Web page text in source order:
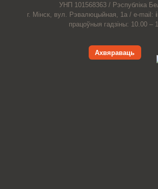
УНП 101568363 / Рэспубліка
г. Мінск, вул. Рэвалюцыйная, 1а / e-mail:
працоўныя гадзіны: 10.00 –
Ахвяраваць